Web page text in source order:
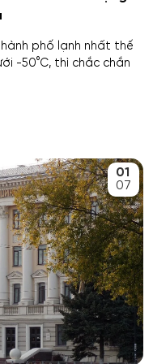
luật
dệt mayphố lạnh nhất thế
-50°C, thì chắc chắn
01
07